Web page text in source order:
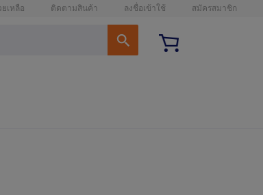
ยเหลือ ติดตามสินค้า ลงชื่อเข้าใช้ สมัครสมาชิก